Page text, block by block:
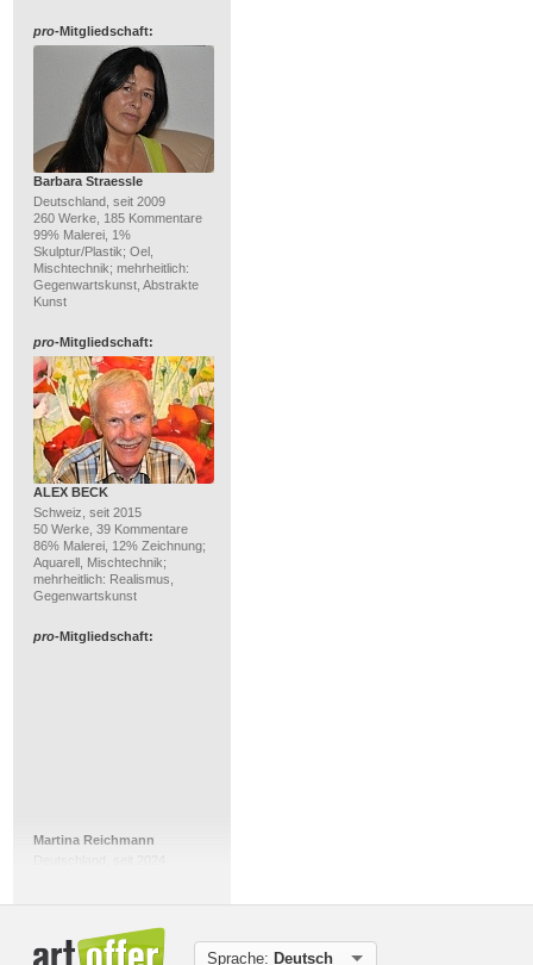
pro-Mitgliedschaft:
Barbara Straessle
Deutschland, seit 2009
260 Werke, 185 Kommentare
99% Malerei, 1%
Skulptur/Plastik; Oel,
Mischtechnik; mehrheitlich:
Gegenwartskunst, Abstrakte
Kunst
pro-Mitgliedschaft:
ALEX BECK
Schweiz, seit 2015
50 Werke, 39 Kommentare
86% Malerei, 12% Zeichnung;
Aquarell, Mischtechnik;
mehrheitlich: Realismus,
Gegenwartskunst
pro-Mitgliedschaft:
Martina Reichmann
Gegenwartskunst, Abstrakte
Kunst
Sprache: Deutsch